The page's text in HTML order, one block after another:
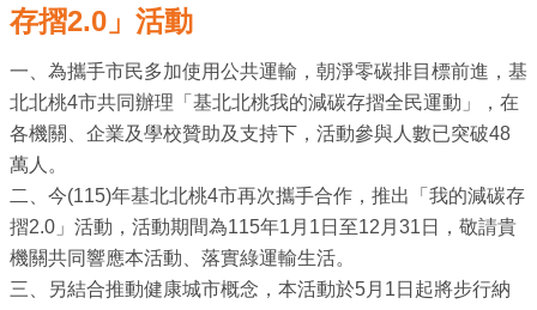
告
訊
息
機
關
介
紹
業
務
存摺2.0」活動
一、為攜手市民多加使用公共運輸，朝淨零碳排目標前進，基
北北桃4市共同辦理「基北北桃我的減碳存摺全民運動」，在
各機關、企業及學校贊助及支持下，活動參與人數已突破48
萬人。
二、今(115)年基北北桃4市再次攜手合作，推出「我的減碳存
摺2.0」活動，活動期間為115年1月1日至12月31日，敬請貴
機關共同響應本活動、落實綠運輸生活。
三、另結合推動健康城市概念，本活動於5月1日起將步行納